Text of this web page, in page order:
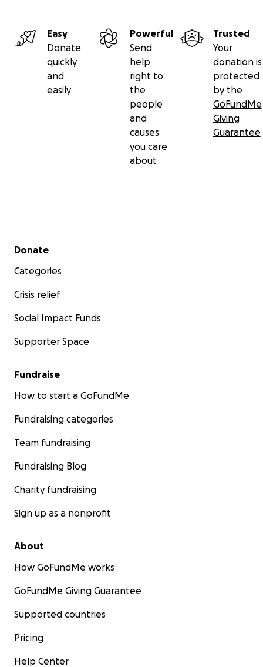
Easy
Donate
quickly
and
easily
Powerful
Send
help
right to
the
people
and
causes
you care
about
Trusted
Your
donation is
protected
by the
GoFundMe
Giving
Guarantee
Secondary menu
Donate
Categories
Crisis relief
Social Impact Funds
Supporter Space
Fundraise
How to start a GoFundMe
Fundraising categories
Team fundraising
Fundraising Blog
Charity fundraising
Sign up as a nonprofit
About
How GoFundMe works
GoFundMe Giving Guarantee
Supported countries
Pricing
Help Center